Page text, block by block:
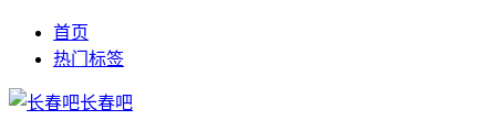
首页
热门标签
长春吧